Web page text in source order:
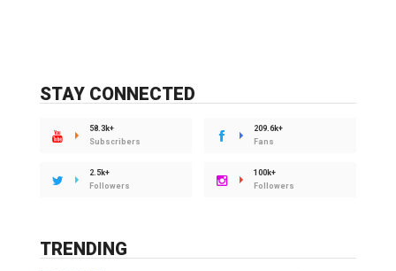
STAY CONNECTED
58.3k+
Subscribers
209.6k+
Fans
2.5k+
Followers
100k+
Followers
TRENDING